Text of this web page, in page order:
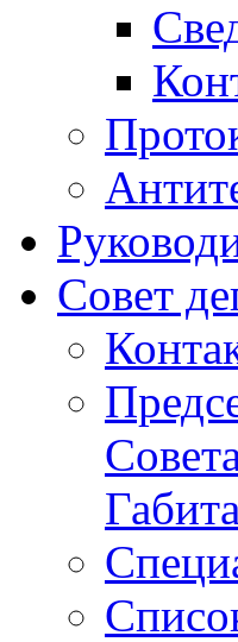
Совет